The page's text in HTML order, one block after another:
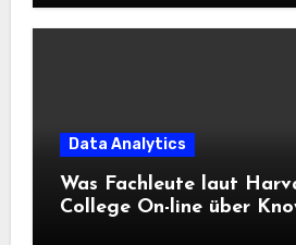
Data Analytics
Was Fachleute laut
College On-line über